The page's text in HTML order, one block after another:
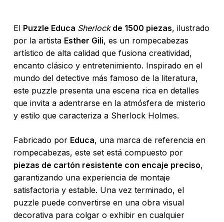
El Puzzle Educa Sherlockde 1500 piezas, ilustrado
por la artista Esther Gili, es un rompecabezas
artístico de alta calidad que fusiona creatividad,
encanto clásico y entretenimiento. Inspirado en el
mundo del detective más famoso de la literatura,
este puzzle presenta una escena rica en detalles
que invita a adentrarse en la atmósfera de misterio
y estilo que caracteriza a Sherlock Holmes.
Fabricado por Educa, una marca de referencia en
rompecabezas, este set está compuesto por
piezas de cartón resistente con encaje preciso,
garantizando una experiencia de montaje
satisfactoria y estable. Una vez terminado, el
puzzle puede convertirse en una obra visual
decorativa para colgar o exhibir en cualquier